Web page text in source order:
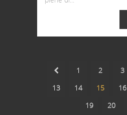
1 2 3
13
14 15 16
19
20